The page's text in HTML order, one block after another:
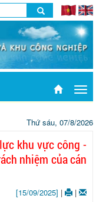
Thứ sáu, 07/8/2026
khu vực công -
nhiệm của cán
[15/09/2025] |
|